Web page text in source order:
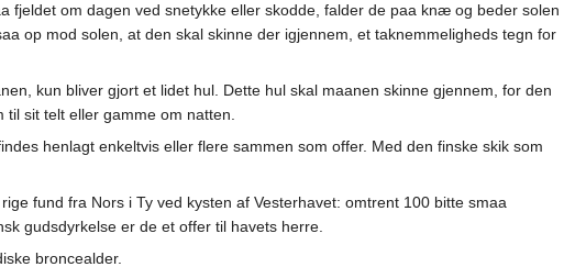
fjeldet om dagen ved snetykke eller skodde, falder de paa knæ og beder solen
op mod solen, at den skal skinne der igjennem, et taknemmeligheds tegn for
kun bliver gjort et lidet hul. Dette hul skal maanen skinne gjennem, for den
til sit telt eller gamme om natten.
henlagt enkeltvis eller flere sammen som offer. Med den finske skik som
fund fra Nors i Ty ved kysten af Vesterhavet: omtrent 100 bitte smaa
gudsdyrkelse er de et offer til havets herre.
broncealder.